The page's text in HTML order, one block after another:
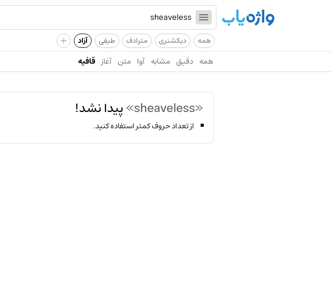
همه دیکشنری مترادف طیفی آزاد +
همه دقیق مشابه آوا متن آغاز قافیه
«sheaveless» پیدا نشد!
از تعداد حروف کمتر استفاده کنید.